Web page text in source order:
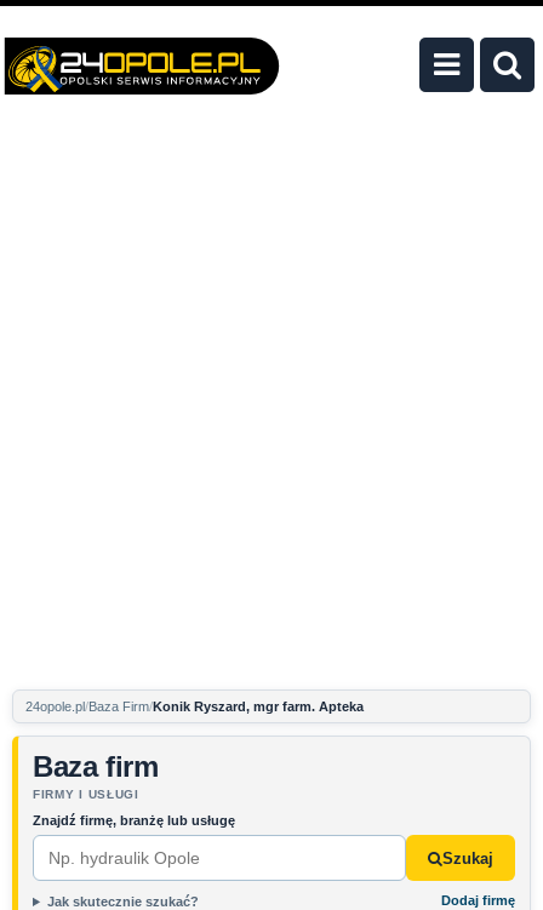
24opole.pl Baza Firm Konik Ryszard, mgr farm. Apteka
Baza firm
FIRMY I USŁUGI
Znajdź firmę, branżę lub usługę
Szukaj
Jak skutecznie szukać? Dodaj firmę